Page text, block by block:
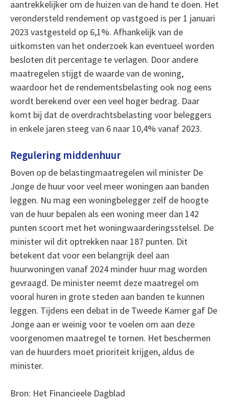
aantrekkelijker om de huizen van de hand te doen. Het
verondersteld rendement op vastgoed is per 1 januari
2023 vastgesteld op 6,1%. Afhankelijk van de
uitkomsten van het onderzoek kan eventueel worden
besloten dit percentage te verlagen. Door andere
maatregelen stijgt de waarde van de woning,
waardoor het de rendementsbelasting ook nog eens
wordt berekend over een veel hoger bedrag. Daar
komt bij dat de overdrachtsbelasting voor beleggers
in enkele jaren steeg van 6 naar 10,4% vanaf 2023.
Regulering middenhuur
Boven op de belastingmaatregelen wil minister De
Jonge de huur voor veel meer woningen aan banden
leggen. Nu mag een woningbelegger zelf de hoogte
van de huur bepalen als een woning meer dan 142
punten scoort met het woningwaarderingsstelsel. De
minister wil dit optrekken naar 187 punten. Dit
betekent dat voor een belangrijk deel aan
huurwoningen vanaf 2024 minder huur mag worden
gevraagd. De minister neemt deze maatregel om
vooral huren in grote steden aan banden te kunnen
leggen. Tijdens een debat in de Tweede Kamer gaf De
Jonge aan er weinig voor te voelen om aan deze
voorgenomen maatregel te tornen. Het beschermen
van de huurders moet prioriteit krijgen, aldus de
minister.
Bron: Het Financieele Dagblad